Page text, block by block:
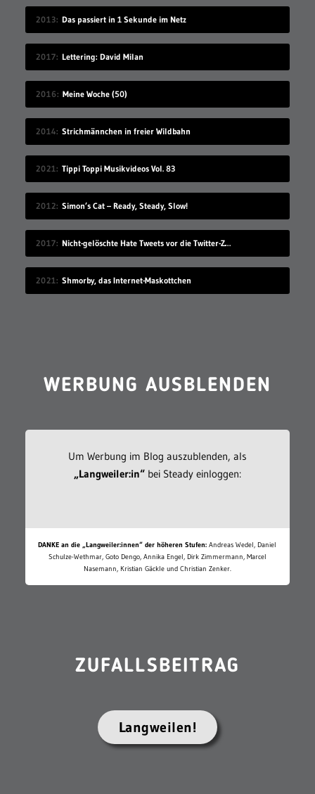
2013 Das passiert in 1 Sekunde im Netz
2017 Lettering: David Milan
2016 Meine Woche (50)
2014 Strichmännchen in freier Wildbahn
2021 Tippi Toppi Musikvideos Vol. 83
2012 Simon’s Cat – Ready, Steady, Slow!
2017 Nicht-gelöschte Hate Tweets vor die Twitter-Zentrale gesprüht
2021 Shmorby, das Internet-Maskottchen
WERBUNG AUSBLENDEN
Um Werbung im Blog auszublenden, als
„Langweiler:in“bei Steady einloggen:
DANKE an die „Langweiler:innen“ der höheren Stufen: Andreas Wedel, Daniel
Schulze-Wethmar, Goto Dengo, Annika Engel, Dirk Zimmermann, Marcel
Nasemann, Kristian Gäckle und Christian Zenker.
ZUFALLSBEITRAG
Langweilen!